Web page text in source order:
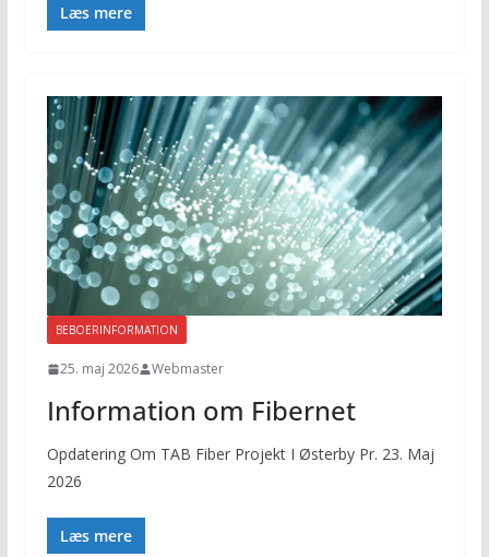
Læs mere
BEBOERINFORMATION
25. maj 2026 Webmaster
Information om Fibernet
Opdatering Om TAB Fiber Projekt I Østerby Pr. 23. Maj
2026
Læs mere